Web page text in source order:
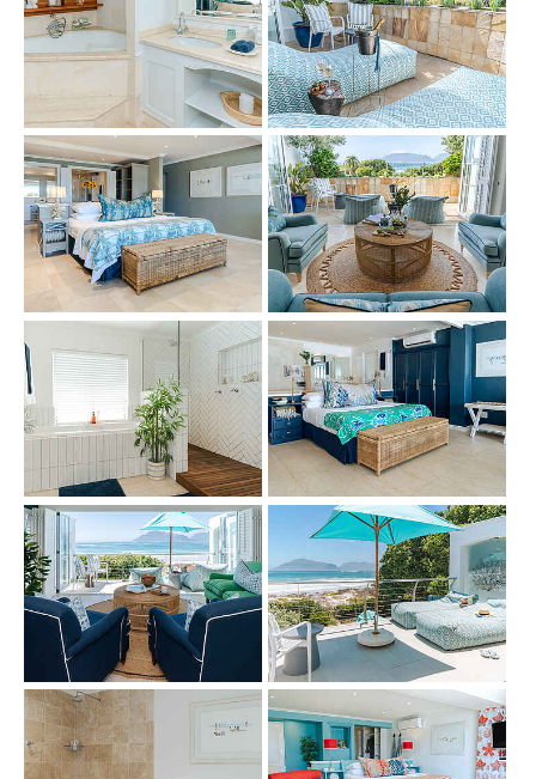
Show larger version Show larger version
Show larger version Show larger version
Show larger version Show larger version
Show larger version Show larger version